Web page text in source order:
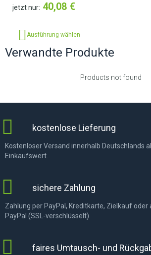
jetzt nur: 40,08 €
Ausführung wählen
Verwandte Produkte
Products not found
kostenlose Lieferung
Kostenloser Versand innerhalb Deutschlands
Einkaufswert.
sichere Zahlung
Zahlung per PayPal, Kreditkarte, Zielkauf oder
PayPal (SSL-verschlüsselt).
faires Umtausch- und